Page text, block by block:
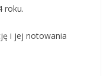
roku.
i jej notowania